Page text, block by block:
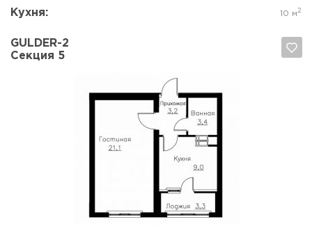
Кухня: 10 м 2
GULDER-2
Секция 5